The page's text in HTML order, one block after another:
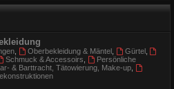
, Oberbekleidung & Mäntel Gürtel
Schmuck & Accessoirs
Persönliche
& Barttracht, Tätowierung, Make-up,